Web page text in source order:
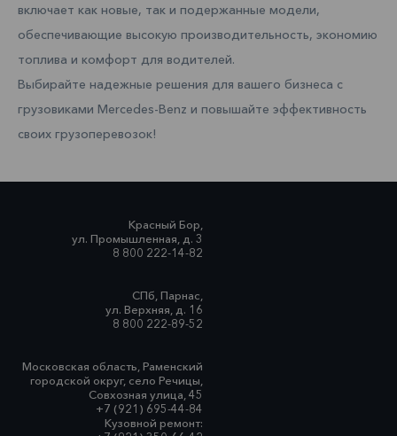
включает как новые, так и подержанные модели,
обеспечивающие высокую производительность, экономию
топлива и комфорт для водителей.
Выбирайте надежные решения для вашего бизнеса с
грузовиками Mercedes-Benz и повышайте эффективность
своих грузоперевозок!
Красный Бор,
ул. Промышленная, д. 3
8 800 222-14-82
СПб, Парнас,
ул. Верхняя, д. 16
8 800 222-89-52
Московская область, Раменский
городской округ, село Речицы,
Совхозная улица, 45
+7 (921) 695-44-84
Кузовной ремонт: